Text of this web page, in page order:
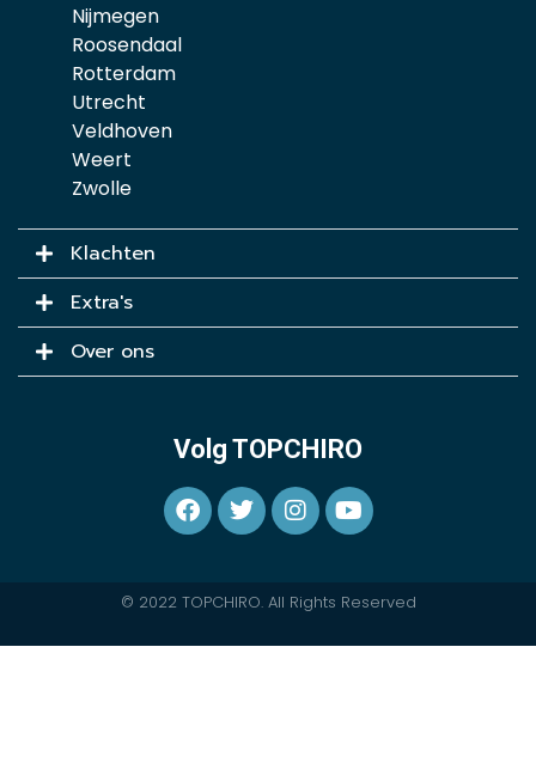
Nijmegen
Roosendaal
Rotterdam
Utrecht
Veldhoven
Weert
Zwolle
Klachten
Extra's
Over ons
Volg TOPCHIRO
© 2022 TOPCHIRO. All Rights Reserved